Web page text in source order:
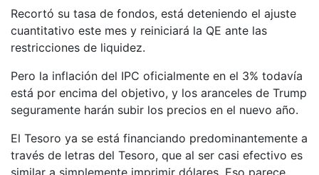
Recortó su tasa de fondos, está deteniendo el ajuste
cuantitativo este mes y reiniciará la QE ante las
restricciones de liquidez.
Pero la inflación del IPC oficialmente en el 3% todavía
está por encima del objetivo, y los aranceles de Trump
seguramente harán subir los precios en el nuevo año.
El Tesoro ya se está financiando predominantemente a
través de letras del Tesoro, que al ser casi efectivo es
similar a simplemente imprimir dólares. Eso parece